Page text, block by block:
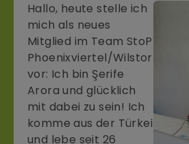
Hallo, heute stelle ich
mich als neues
Mitglied im Team StoP
Phoenixviertel/Wilstorf
vor: Ich bin Şerife
Arora und glücklich
mit dabei zu sein! Ich
komme aus der Türkei
und lebe seit 26